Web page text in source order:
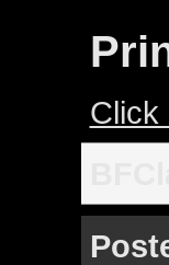
Click